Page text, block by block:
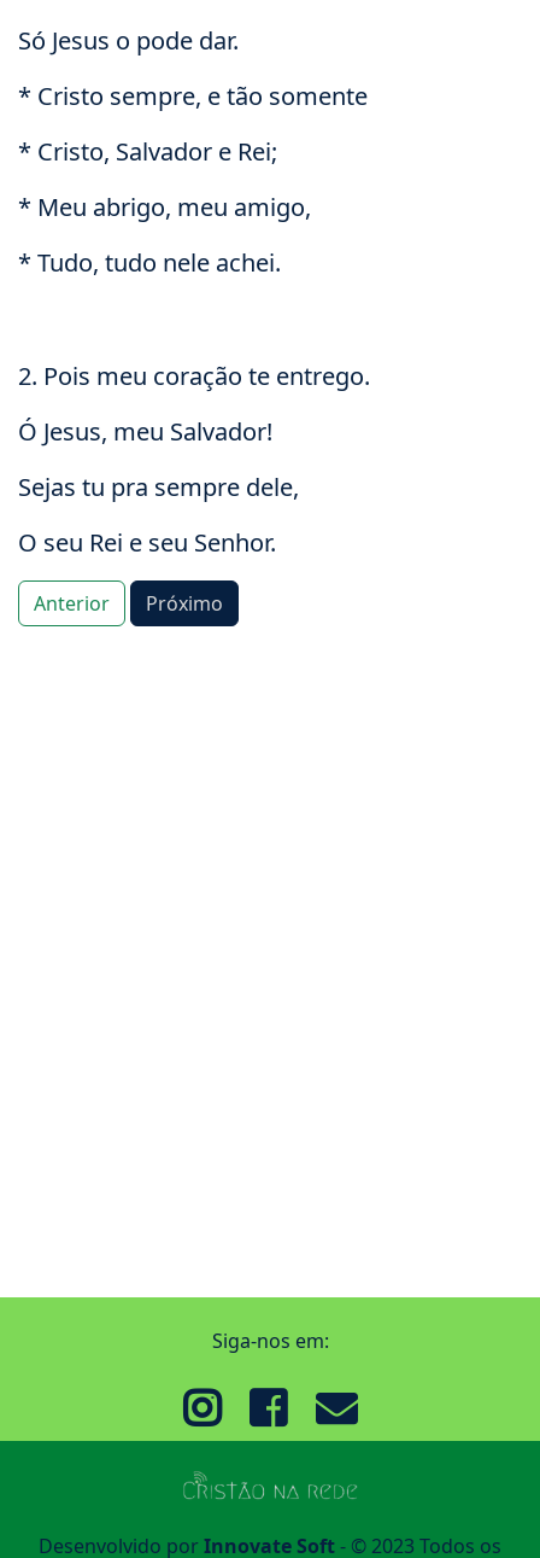
Só Jesus o pode dar.
* Cristo sempre, e tão somente
* Cristo, Salvador e Rei;
* Meu abrigo, meu amigo,
* Tudo, tudo nele achei.
2. Pois meu coração te entrego.
Ó Jesus, meu Salvador!
Sejas tu pra sempre dele,
O seu Rei e seu Senhor.
Anterior Próximo
Siga-nos em:
Desenvolvido porInnovate Soft- © 2023 Todos os